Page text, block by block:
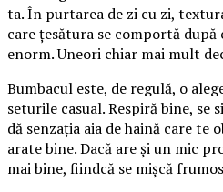
ta. În purtarea de zi cu zi,
care țesătura se comportă după
enorm. Uneori chiar mai mult
Bumbacul este, de regulă, o
seturile casual. Respiră bine, se
dă senzația aia de haină care te
arate bine. Dacă are și un mic
mai bine, fiindcă se mișcă